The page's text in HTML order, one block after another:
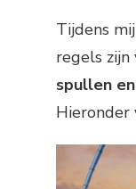
Tijdens
regels
spullen
Hieronder